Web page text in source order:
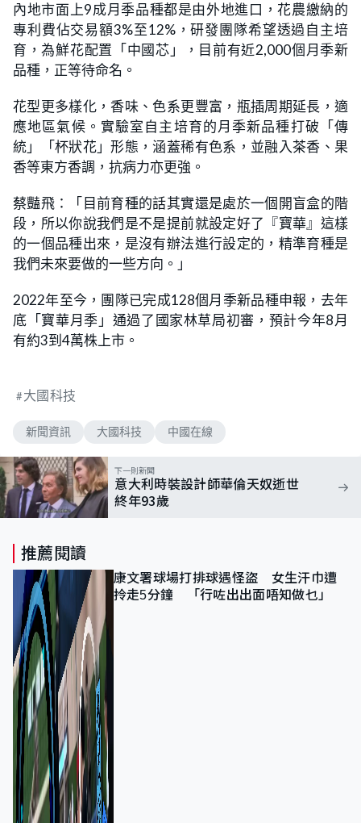
內地市面上9成月季品種都是由外地進口，花農繳納的
專利費佔交易額3%至12%，研發團隊希望透過自主培
育，為鮮花配置「中國芯」，目前有近2,000個月季新
品種，正等待命名。
花型更多樣化，香味、色系更豐富，瓶插周期延長，適
應地區氣候。實驗室自主培育的月季新品種打破「傳
統」「杯狀花」形態，涵蓋稀有色系，並融入茶香、果
香等東方香調，抗病力亦更強。
蔡豔飛：「目前育種的話其實還是處於一個開盲盒的階
段，所以你說我們是不是提前就設定好了『寶華』這樣
的一個品種出來，是沒有辦法進行設定的，精準育種是
我們未來要做的一些方向。」
2022年至今，團隊已完成128個月季新品種申報，去年
底「寶華月季」通過了國家林草局初審，預計今年8月
有約3到4萬株上市。
大國科技
新聞資訊 大國科技 中國在線
下一則新聞
意大利時裝設計師華倫天奴逝世
終年93歲
推薦閱讀
康文署球場打排球遇怪盜 女生汗巾遭
拎走5分鐘 「行咗出出面唔知做乜」